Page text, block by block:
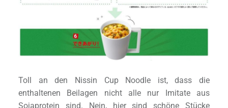
Toll an den Nissin Cup Noodle ist, dass die
enthaltenen Beilagen nicht alle nur Imitate aus
Sojaprotein sind. Nein, hier sind schöne Stücke